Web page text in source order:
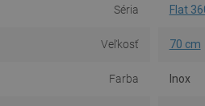
Séria Flat
Veľkosť 70 cm
Farba Inox